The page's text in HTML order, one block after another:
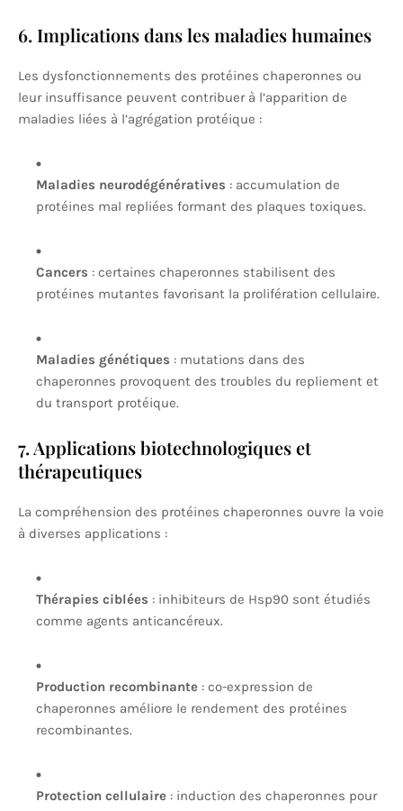
6. Implications dans les maladies humaines
Les dysfonctionnements des protéines chaperonnes ou
leur insuffisance peuvent contribuer à l’apparition de
maladies liées à l’agrégation protéique :
Maladies neurodégénératives : accumulation de
protéines mal repliées formant des plaques toxiques.
Cancers : certaines chaperonnes stabilisent des
protéines mutantes favorisant la prolifération cellulaire.
Maladies génétiques : mutations dans des
chaperonnes provoquent des troubles du repliement et
du transport protéique.
7. Applications biotechnologiques et
thérapeutiques
La compréhension des protéines chaperonnes ouvre la voie
à diverses applications :
Thérapies ciblées : inhibiteurs de Hsp90 sont étudiés
comme agents anticancéreux.
Production recombinante : co-expression de
chaperonnes améliore le rendement des protéines
recombinantes.
Protection cellulaire : induction des chaperonnes pour